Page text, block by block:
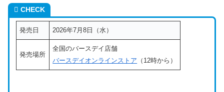
CHECK
発売日 2026年7月8日（水）
発売場所
全国のバースデイ店舗
バースデイオンラインストア （12時から）